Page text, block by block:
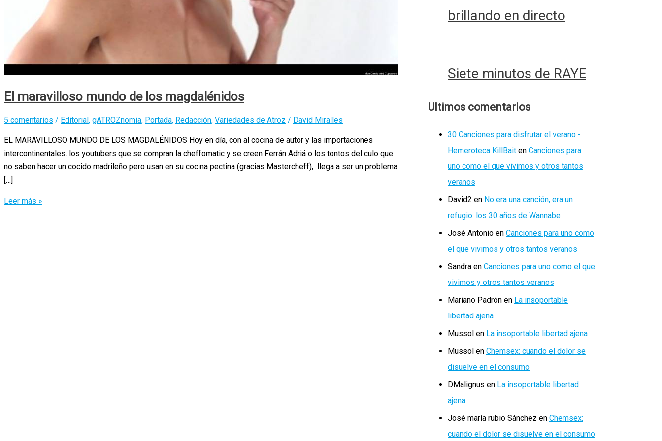
El maravilloso mundo de los magdalénidos
5 comentarios / Editorial, gATROZnomia, Portada, Redacción, Variedades de Atroz / David Miralles
EL MARAVILLOSO MUNDO DE LOS MAGDALÉNIDOS Hoy en día, con al cocina de autor y las importaciones
intercontinentales, los youtubers que se compran la cheffomatic y se creen Ferrán Adriá o los tontos del culo que
no saben hacer un cocido madrileño pero usan en su cocina pectina (gracias Mastercheff), llega a ser un problema
[…]
El
Leer más »
brillando en directo
Siete minutos de RAYE
Ultimos comentarios
30 Canciones para disfrutar el verano -
Hemeroteca KillBait en Canciones para
uno como el que vivimos y otros tantos
veranos
David2 en No era una canción, era un
refugio: los 30 años de Wannabe
José Antonio en Canciones para uno como
el que vivimos y otros tantos veranos
Sandra en Canciones para uno como el que
vivimos y otros tantos veranos
Mariano Padrón en La insoportable
libertad ajena
Mussol en La insoportable libertad ajena
Mussol en Chemsex: cuando el dolor se
disuelve en el consumo
DMalignus en La insoportable libertad
ajena
José maría rubio Sánchez en Chemsex:
cuando el dolor se disuelve en el consumo